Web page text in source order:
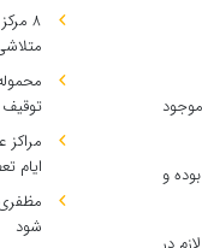
و
۸
ایام
شود